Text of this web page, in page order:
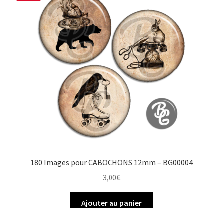
180 Images pour CABOCHONS 12mm – BG00004
3,00€
Ajouter au panier